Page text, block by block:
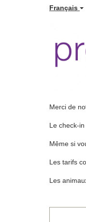
Français
Merci de
Le check-in
Même si
Les tarifs
Les